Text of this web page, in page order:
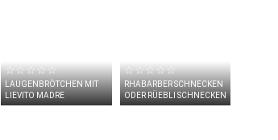
☆☆☆☆☆
LAUGENBRÖTCHEN MIT
LIEVITO MADRE
☆☆☆☆☆
RHABARBER SCHNECKEN
ODER RÜEBLI SCHNECKEN